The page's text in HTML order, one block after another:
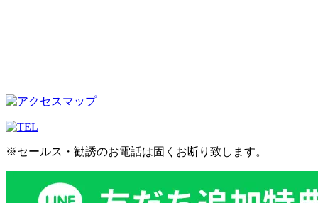
※セールス・勧誘のお電話は固くお断り致します。